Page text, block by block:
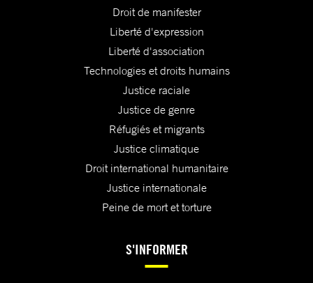
Droit de manifester
Liberté d'expression
Liberté d'association
Technologies et droits humains
Justice raciale
Justice de genre
Réfugiés et migrants
Justice climatique
Droit international humanitaire
Justice internationale
Peine de mort et torture
S'INFORMER